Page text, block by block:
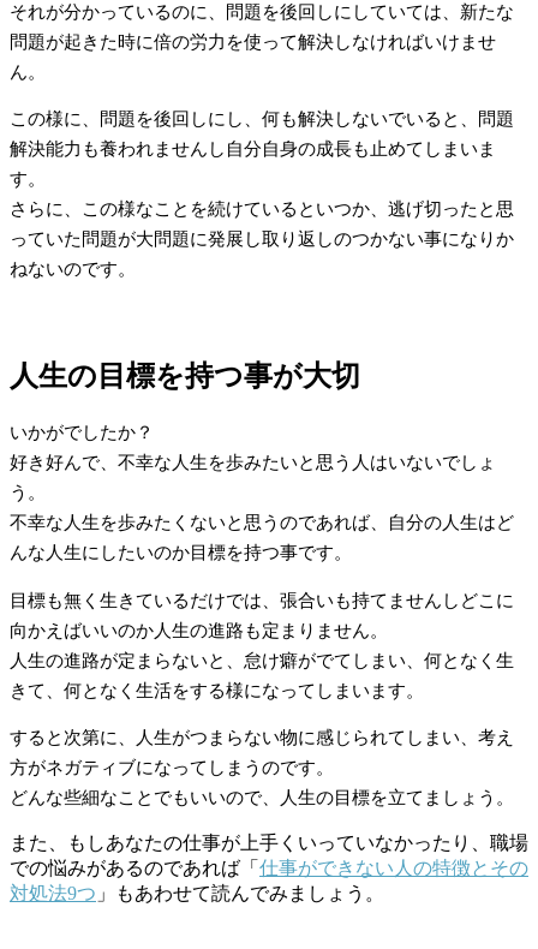
それが分かっているのに、問題を後回しにしていては、新たな
問題が起きた時に倍の労力を使って解決しなければいけませ
ん。
この様に、問題を後回しにし、何も解決しないでいると、問題
解決能力も養われませんし自分自身の成長も止めてしまいま
す。
さらに、この様なことを続けているといつか、逃げ切ったと思
っていた問題が大問題に発展し取り返しのつかない事になりか
ねないのです。
人生の目標を持つ事が大切
いかがでしたか？
好き好んで、不幸な人生を歩みたいと思う人はいないでしょ
う。
不幸な人生を歩みたくないと思うのであれば、自分の人生はど
んな人生にしたいのか目標を持つ事です。
目標も無く生きているだけでは、張合いも持てませんしどこに
向かえばいいのか人生の進路も定まりません。
人生の進路が定まらないと、怠け癖がでてしまい、何となく生
きて、何となく生活をする様になってしまいます。
すると次第に、人生がつまらない物に感じられてしまい、考え
方がネガティブになってしまうのです。
どんな些細なことでもいいので、人生の目標を立てましょう。
また、もしあなたの仕事が上手くいっていなかったり、職場
での悩みがあるのであれば「 仕事ができない人の特徴とその
対処法9つ 」もあわせて読んでみましょう。